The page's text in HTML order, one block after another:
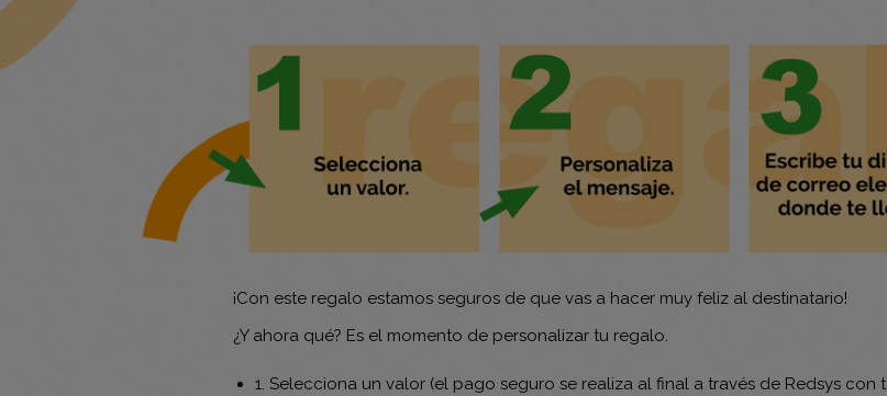
¡Con este regalo estamos seguros de que vas a hacer muy feliz al destinatario!
¿Y ahora qué? Es el momento de personalizar tu regalo.
1. Selecciona un valor (el pago seguro se realiza al final a través de Redsys con